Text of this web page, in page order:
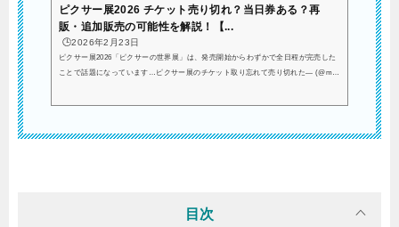
ピクサー展2026 チケット売り切れ？当日券ある？再
販・追加販売の可能性を解説！【...
🕒️2026年2月23日
ピクサー展2026「ピクサーの世界展」は、発売開始からわずかで全日程が完売した
ことで話題になっています…ピクサー展のチケット取り忘れて売り切れた— (@mu_
ある？公式案内では、チケットは日時指定の前売り販売が基本とされています。現
目次